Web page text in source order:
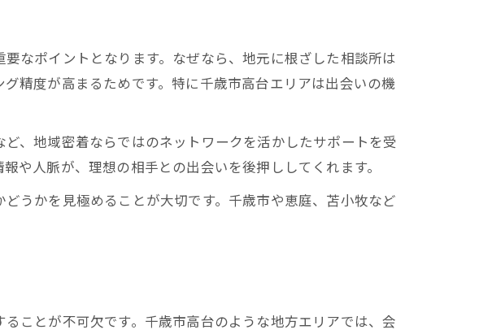
び方とコツ
見分け方
会いを最大化
の活用術
るポイント
談活用法
見抜く方法
の選び方
なポイントとなります。なぜなら、地元に根ざした相談所は
精度が高まるためです。特に千歳市高台エリアは出会いの機
、地域密着ならではのネットワークを活かしたサポートを受
や人脈が、理想の相手との出会いを後押ししてくれます。
うかを見極めることが大切です。千歳市や恵庭、苫小牧など
ことが不可欠です。千歳市高台のような地方エリアでは、会